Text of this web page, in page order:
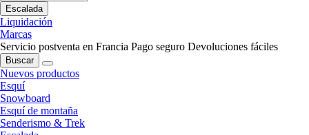
Escalada
Liquidación
Marcas
Servicio postventa en Francia Pago seguro Devoluciones fáciles
Buscar
Nuevos productos
Esquí
Snowboard
Esquí de montaña
Senderismo & Trek